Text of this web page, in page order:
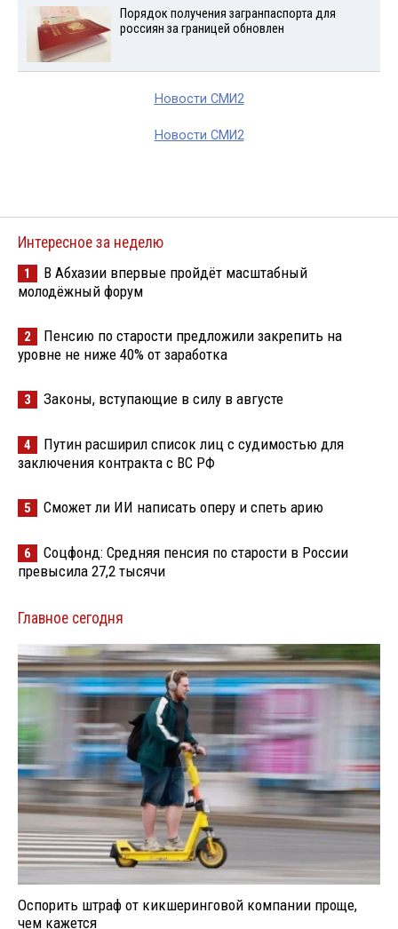
Порядок получения загранпаспорта для
россиян за границей обновлен
Новости СМИ2
Новости СМИ2
Интересное за неделю
1
В Абхазии впервые пройдёт масштабный
молодёжный форум
2
Пенсию по старости предложили закрепить на
уровне не ниже 40% от заработка
3 Законы, вступающие в силу в августе
4
Путин расширил список лиц с судимостью для
заключения контракта с ВС РФ
5 Сможет ли ИИ написать оперу и спеть арию
6
Соцфонд: Средняя пенсия по старости в России
превысила 27,2 тысячи
Главное сегодня
Оспорить штраф от кикшеринговой компании проще,
чем кажется